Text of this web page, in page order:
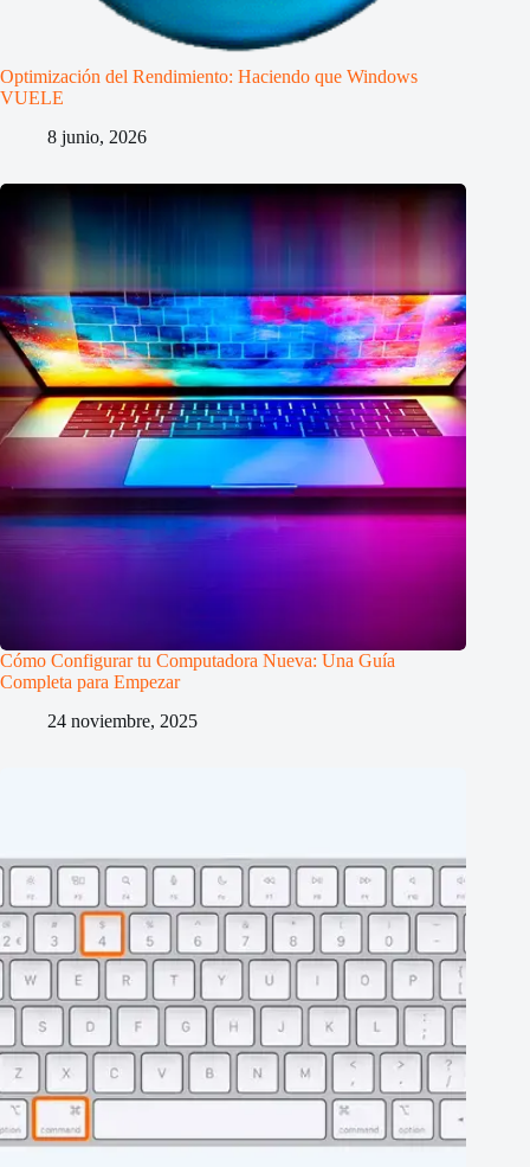
Optimización del Rendimiento: Haciendo que Windows
VUELE
8 junio, 2026
Cómo Configurar tu Computadora Nueva: Una Guía
Completa para Empezar
24 noviembre, 2025